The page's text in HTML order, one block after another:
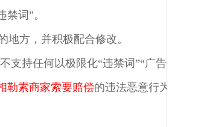
词”。
地方，并积极配合修改。
不支持任何以极限化“违禁词”“广告
勒索商家索要赔偿的违法恶意行为。